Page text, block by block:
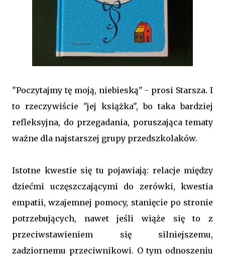
"Poczytajmy tę moją, niebieską" - prosi Starsza. I
to rzeczywiście "jej książka", bo taka bardziej
refleksyjna, do przegadania, poruszająca tematy
ważne dla najstarszej grupy przedszkolaków.
Istotne kwestie się tu pojawiają: relacje między
dziećmi uczęszczającymi do zerówki, kwestia
empatii, wzajemnej pomocy, stanięcie po stronie
potrzebujących, nawet jeśli wiąże się to z
przeciwstawieniem się silniejszemu,
zadziornemu przeciwnikowi. O tym odnoszeniu